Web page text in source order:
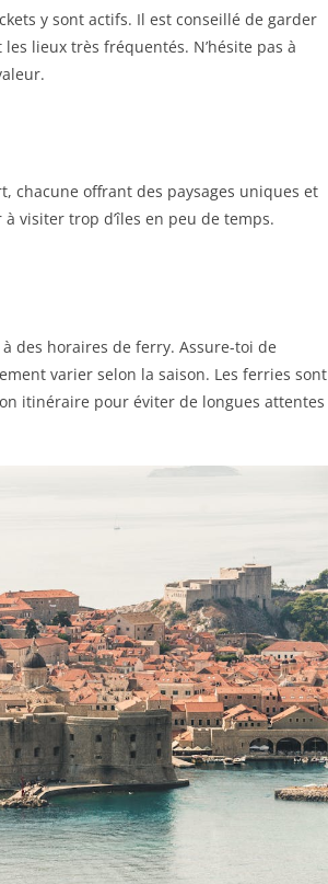
y sont actifs. Il est conseillé de garder
lieux très fréquentés. N’hésite pas à
chacune offrant des paysages uniques et
visiter trop d’îles en peu de temps.
des horaires de ferry. Assure-toi de
varier selon la saison. Les ferries sont
itinéraire pour éviter de longues attentes